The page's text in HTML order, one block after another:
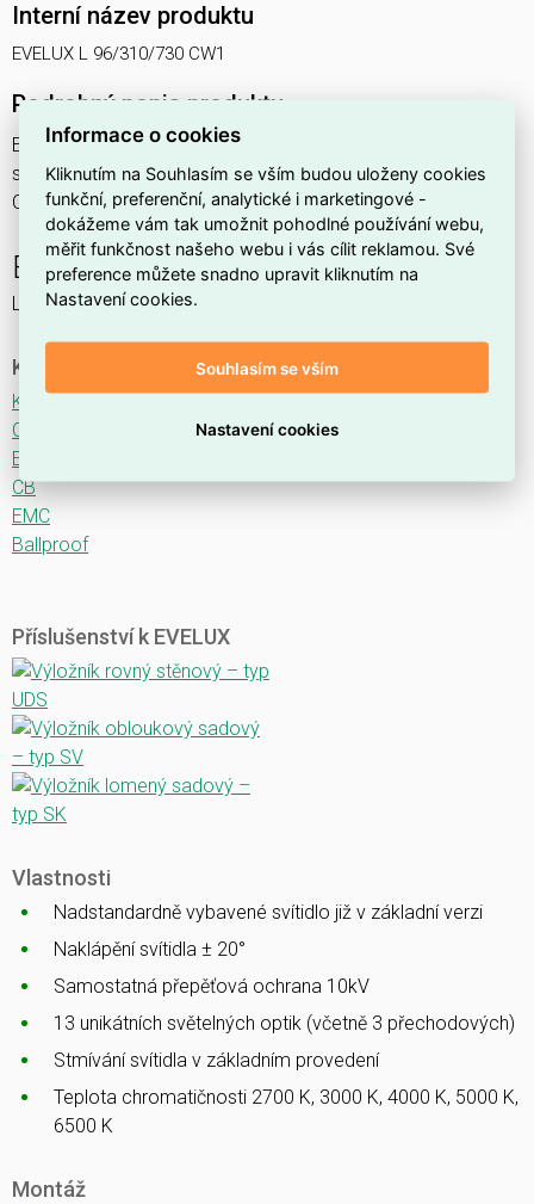
Interní název produktu
EVELUX L 96/310/730 CW1
Podrobný popis produktu
EVELUX L 96/310/730 CW1 108W IP66
svítidlo pouliční s modulem LED, spektrum 730A3, optika
CW1 (Crosswalk)
EVELUX
LED svítidlo pro osvětlení komunikací.
Ke stažení
Katalogový list
CE
ENEC
CB
EMC
Ballproof
Příslušenství k EVELUX
Vlastnosti
Nadstandardně vybavené svítidlo již v základní verzi
Naklápění svítidla ± 20°
Samostatná přepěťová ochrana 10kV
13 unikátních světelných optik (včetně 3 přechodových)
Stmívání svítidla v základním provedení
Teplota chromatičnosti 2700 K, 3000 K, 4000 K, 5000 K,
6500 K
Montáž
Informace o cookies
Kliknutím na Souhlasím se vším budou uloženy cookies
funkční, preferenční, analytické i marketingové -
dokážeme vám tak umožnit pohodlné používání webu,
měřit funkčnost našeho webu i vás cílit reklamou. Své
preference můžete snadno upravit kliknutím na
Nastavení cookies.
Souhlasím se vším
Nastavení cookies